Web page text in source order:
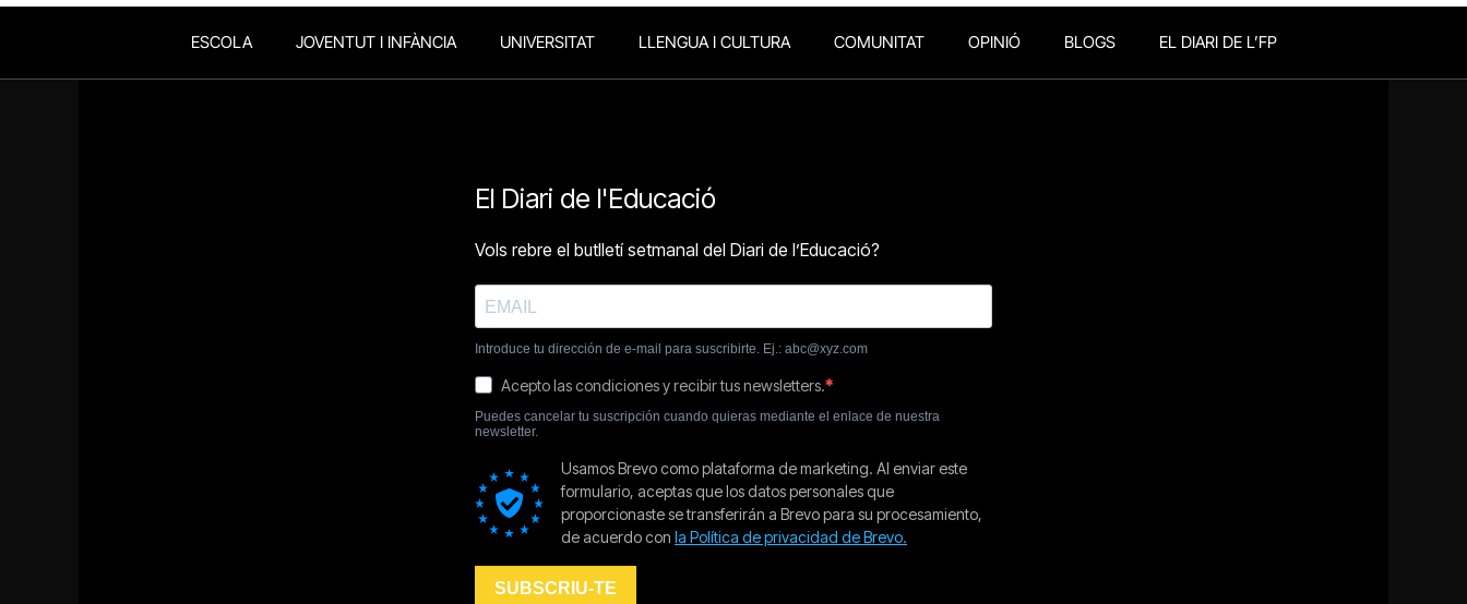
ESCOLA JOVENTUT I INFÀNCIA UNIVERSITAT LLENGUA I CULTURA COMUNITAT OPINIÓ BLOGS EL DIARI DE L’FP